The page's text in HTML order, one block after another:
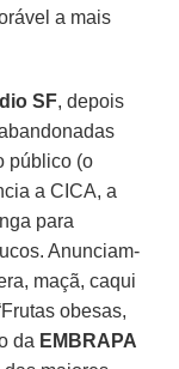
a mais
SF, depois
público (o
a CICA, a
para
Anunciam-
maçã, caqui
obesas,
da EMBRAPA